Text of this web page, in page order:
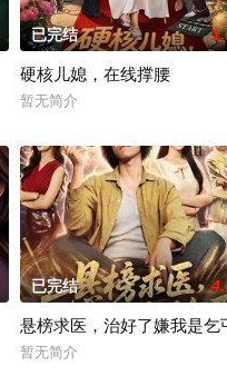
已完结
硬核儿媳，在线撑腰
暂无简介
已完结
悬榜求医，治好了嫌我是乞
暂无简介